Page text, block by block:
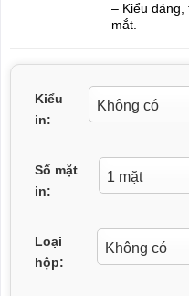
– Kiểu dáng,
mắt.
Kiểu
in:
Số mặt
in:
Loại
hộp: